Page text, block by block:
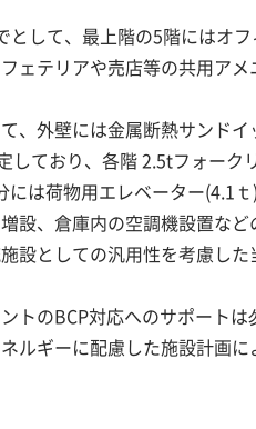
として、最上階の5階にはオ
ェテリアや売店等の共用アメ
、外壁には金属断熱サンド
しており、各階 2.5tフォー
は荷物用エレベーター(4.1
設、倉庫内の空調機設置な
設としての汎用性を考慮し
トのBCP対応へのサポート
ルギーに配慮した施設計画